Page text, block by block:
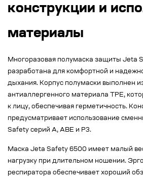
конструкции и
материалы
Многоразовая полумаска защиты Jeta
разработана для комфортной и
дыхания. Корпус полумаски выполнен
антиаллергенного материала TPE,
к лицу, обеспечивая герметичность.
предусматривает использование
Safety серий A, ABE и P3.
Маска Jeta Safety 6500 имеет малый
нагрузку при длительном ношении.
респиратора обеспечивает хороший